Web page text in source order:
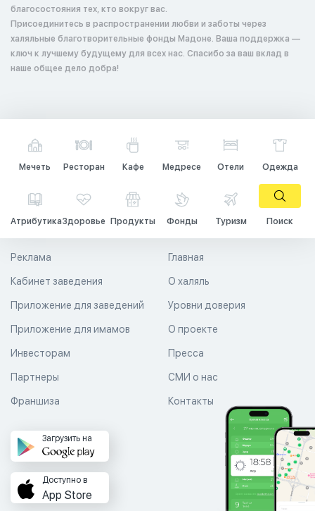
благосостояния тех, кто вокруг вас.
Присоединитесь в распространении любви и заботы через
халяльные благотворительные фонды Мадоне. Ваша поддержка —
ключ к лучшему будущему для всех нас. Спасибо за ваш вклад в
наше общее дело добра!
Мечеть Ресторан Кафе Медресе Отели Одежда
АтрибутикаЗдоровье Продукты Фонды Туризм Поиск
Главная
О халяль
Уровни доверия
Реклама
Кабинет заведения
Приложение для заведений
Приложение для имамов О проекте
Пресса
СМИ о нас
Контакты
Инвесторам
Партнеры
Франшиза
Загрузить на
Доступно в
App Store